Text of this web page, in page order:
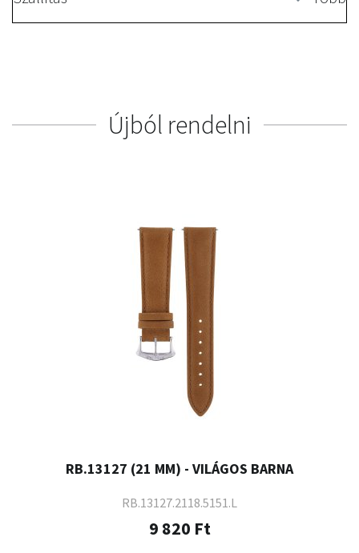
Újból rendelni
RB.13127 (21 MM) - VILÁGOS BARNA
RB.13127.2118.5151.L
9 820 Ft